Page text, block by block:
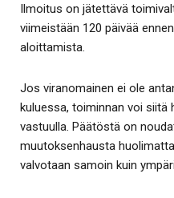
Ilmoitus on jätettävä
viimeistään 120 päivää
aloittamista.
Jos viranomainen ei ole
kuluessa, toiminnan voi
vastuulla. Päätöstä on
muutoksenhausta
valvotaan samoin kuin